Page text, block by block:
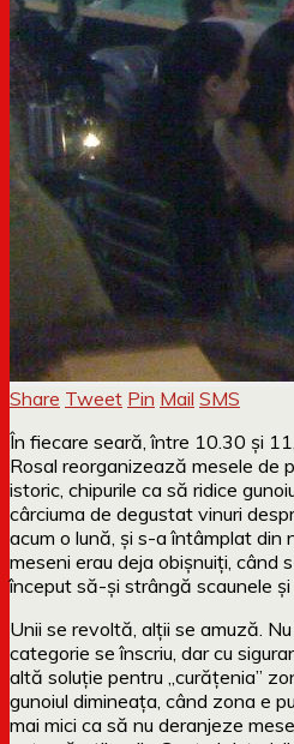
Share Tweet Pin Mail SMS
În fiecare seară, între 10.30 și
Rosal reorganizează mesele de
istoric, chipurile ca să ridice
cârciuma de degustat vinuri
acum o lună, și s-a întâmplat din
meseni erau deja obișnuiți, când
început să-și strângă scaunele și
Unii se revoltă, alții se amuză.
categorie se înscriu, dar cu
altă soluție pentru „curățenia”
gunoiul dimineața, când zona e
mai mici ca să nu deranjeze